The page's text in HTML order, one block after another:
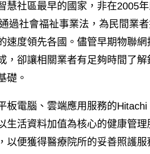
慧社區最早的國家，非在2005
過社會福祉事業法，為民間業
速度領先各國。儘管早期物聯
，卻讓相關業者有足夠時間了
礎。
板電腦、雲端應用服務的
生活資料加值為核心的健康管
以便獲得醫療院所的妥善照護